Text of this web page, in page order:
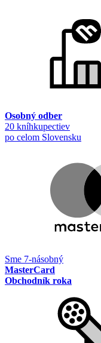
Osobný odber
20 kníhkupectiev
po celom Slovensku
Sme 7-násobný
MasterCard
Obchodník roka